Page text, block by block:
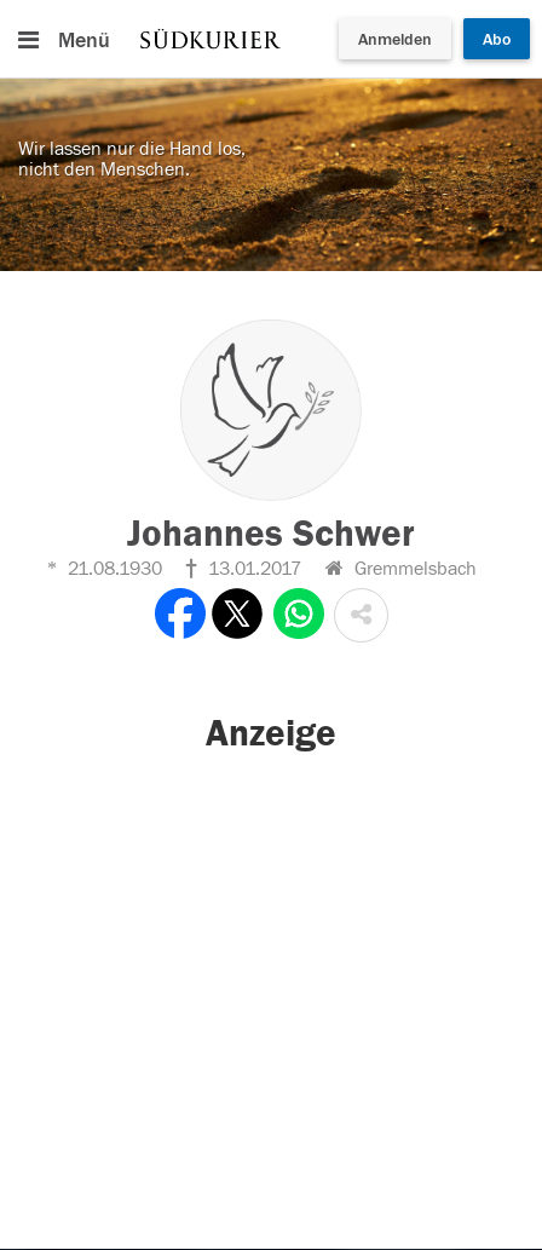
Menü Anmelden Abo
Wir lassen nur die Hand los,
nicht den Menschen.
Johannes Schwer
21.08.1930 13.01.2017 Gremmelsbach
Anzeige